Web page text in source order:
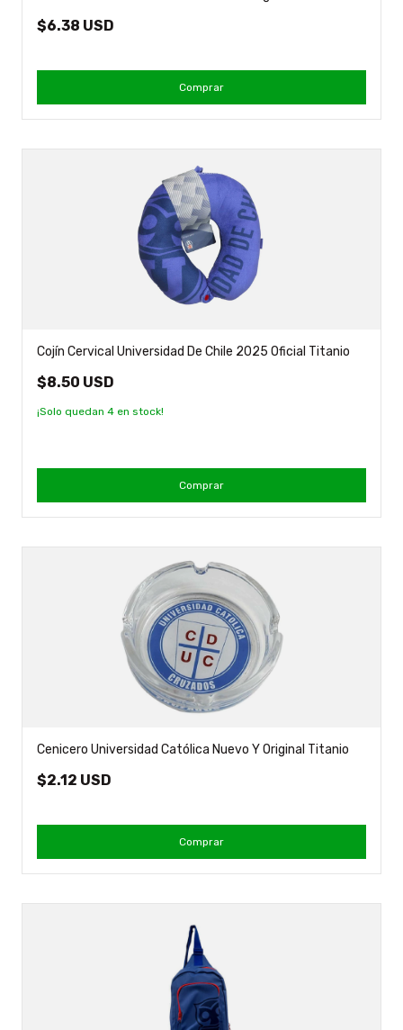
$6.38 USD
Comprar
Cojín Cervical Universidad De Chile 2025 Oficial Titanio
$8.50 USD
¡Solo quedan 4 en stock!
Comprar
Cenicero Universidad Católica Nuevo Y Original Titanio
$2.12 USD
Comprar